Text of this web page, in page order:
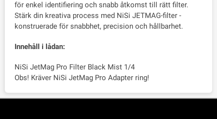
för enkel identifiering och snabb åtkomst till rätt filter.
Stärk din kreativa process med NiSi JETMAG-filter -
konstruerade för snabbhet, precision och hållbarhet.
Innehåll i lådan:
NiSi JetMag Pro Filter Black Mist 1/4
Obs! Kräver NiSi JetMag Pro Adapter ring!